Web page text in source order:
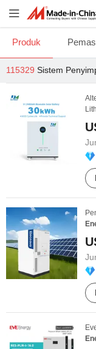
Produk
115329 Sistem